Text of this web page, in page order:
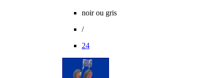
noir ou gris
/
24